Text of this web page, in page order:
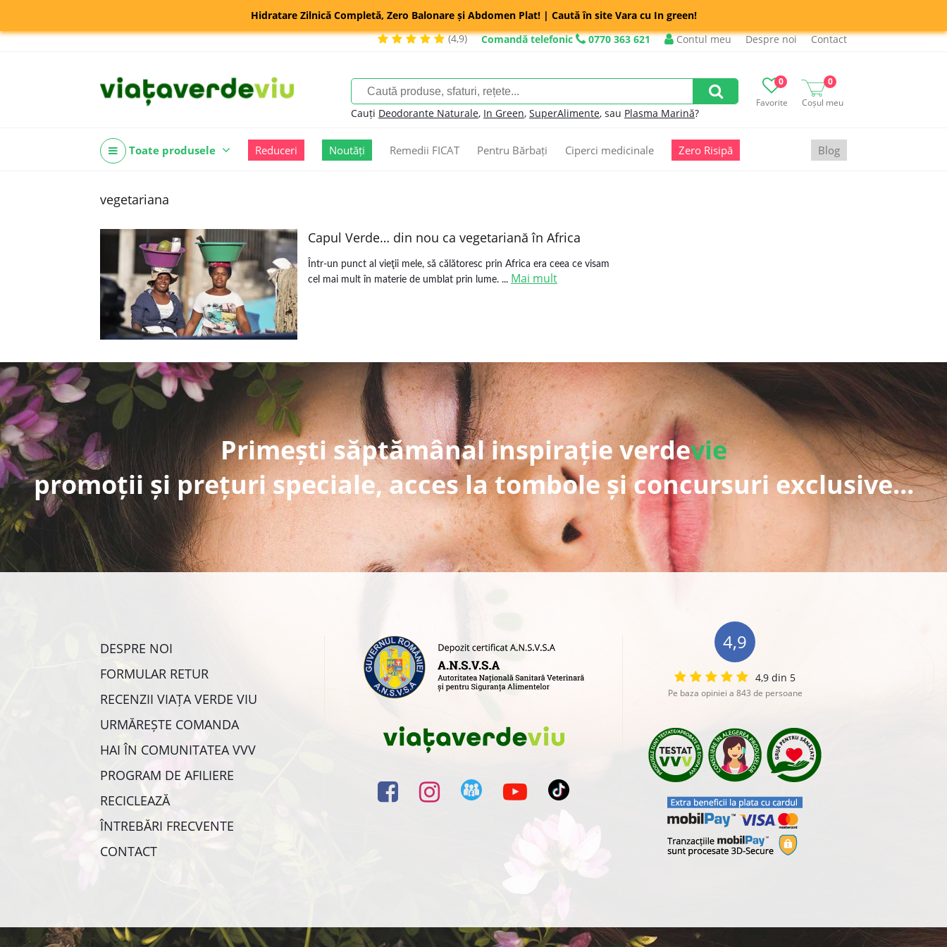
Hidratare Zilnică Completă, Zero Balonare și Abdomen Plat! | Caută în site Vara cu In green!
(4,9)
Comandă telefonic 0770 363 621 Contul meu Despre noi Contact
Favorite
0
Coșul meu
0
Cauți Deodorante Naturale, In Green, SuperAlimente, sau Plasma Marină?
Toate produsele Reduceri Noutăți Remedii FICAT Pentru Bărbați Ciperci medicinale Zero Risipă Blog
vegetariana
Capul Verde… din nou ca vegetariană în Africa
Într-un punct al vieţii mele, să călătoresc prin Africa era ceea ce visam
cel mai mult în materie de umblat prin lume. ... Mai mult
Primești săptămânal inspirație verdevie
promoții și prețuri speciale, acces la tombole și concursuri exclusive...
DESPRE NOI
FORMULAR RETUR
RECENZII VIAȚA VERDE VIU
URMĂREȘTE COMANDA
HAI ÎN COMUNITATEA VVV
PROGRAM DE AFILIERE
RECICLEAZĂ
ÎNTREBĂRI FRECVENTE
CONTACT
4,9
4,9 din 5
Pe baza opiniei a 843 de persoane